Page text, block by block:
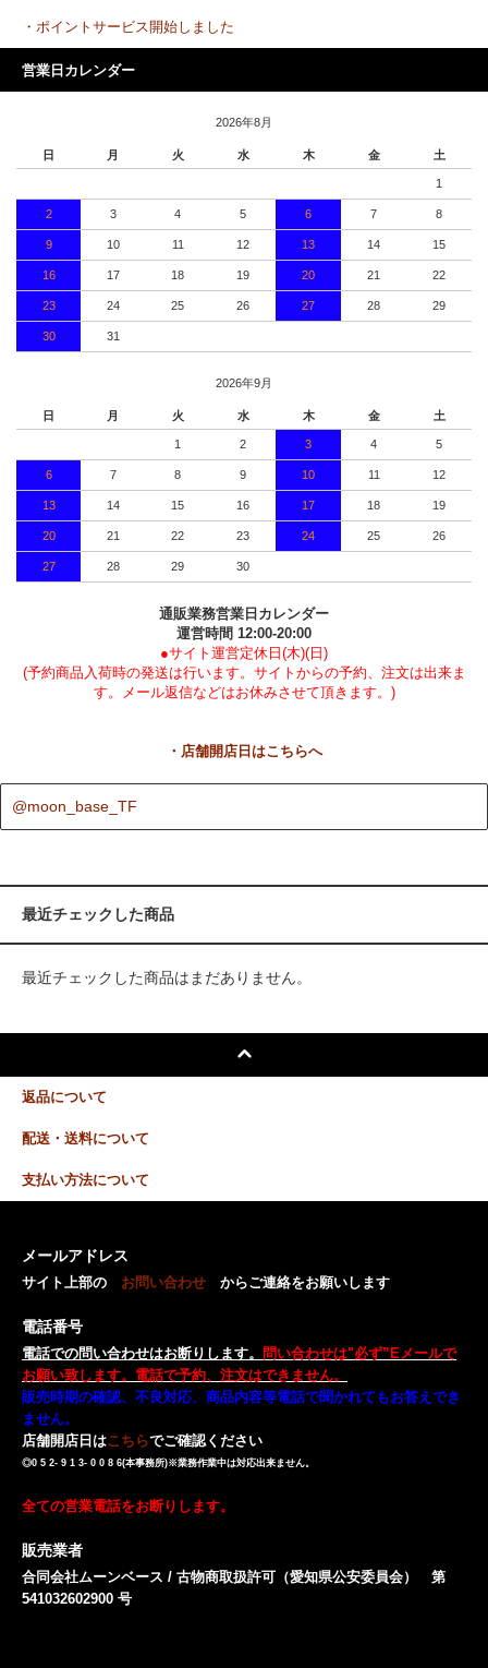
・ポイントサービス開始しました
営業日カレンダー
2026年8月
日 月 火 水 木 金 土
1
2 3 4 5 6 7 8
9 10 11 12 13 14 15
16 17 18 19 20 21 22
23 24 25 26 27 28 29
30 31
2026年9月
日 月 火 水 木 金 土
1 2 3 4 5
6 7 8 9 10 11 12
13 14 15 16 17 18 19
20 21 22 23 24 25 26
27 28 29 30
通販業務営業日カレンダー
運営時間 12:00-20:00
●サイト運営定休日(木)(日)
(予約商品入荷時の発送は行います。サイトからの予約、注文は出来ま
す。メール返信などはお休みさせて頂きます。)
・店舗開店日はこちらへ
@moon_base_TF
最近チェックした商品
最近チェックした商品はまだありません。
返品について
配送・送料について
支払い方法について
メールアドレス
サイト上部の お問い合わせ からご連絡をお願いします
電話番号
電話での問い合わせはお断りします。
問い合わせは"必ず”Eメールで
お願い致します。電話で予約、注文はできません。
販売時期の確認、不良対応、商品内容等電話で聞かれてもお答えでき
ません。
店舗開店日はこちらでご確認ください
◎0 5 2- 9 1 3- 0 0 8 6(本事務所)※業務作業中は対応出来ません。
全ての営業電話をお断りします。
販売業者
合同会社ムーンベース / 古物商取扱許可（愛知県公安委員会） 第
541032602900 号